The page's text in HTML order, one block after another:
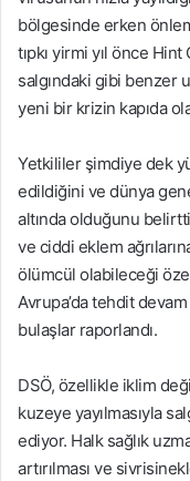
bölgesinde erken
tıpkı yirmi yıl önce
salgındaki gibi benzer
yeni bir krizin kapıda
Yetkililer şimdiye dek
edildiğini ve dünya
altında olduğunu
ve ciddi eklem
ölümcül olabileceği
Avrupa’da tehdit
bulaşlar raporlandı.
DSÖ, özellikle iklim
kuzeye yayılmasıyla
ediyor. Halk sağlık
artırılması ve